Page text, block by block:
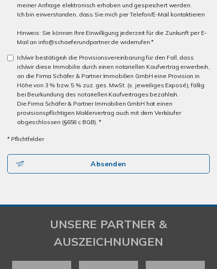
meiner Anfrage elektronisch erhoben und gespeichert werden.
Ich bin einverstanden, dass Sie mich per Telefon/E-Mail kontaktieren
Hinweis: Sie können Ihre Einwilligung jederzeit für die Zunkunft per E-
Mail an info@schaeferundpartner.de widerrufen *
Ich/wir bestätige/n die Provisionsvereinbarung für den Fall, dass
ich/wir diese Immobilie durch einen notariellen Kaufvertrag erwerbe/n,
an die Firma Schäfer & Partner Immobilien GmbH eine Provision in
Höhe von 3 % bzw. 5 % zuz. ges. MwSt. (s. jeweiliges Exposé), fällig
bei Beurkundung des notariellen Kaufvertrages bezahle/n.
Die Firma Schäfer & Partner Immobilien GmbH hat einen
provisionspflichtigen Maklervertrag auch mit dem Verkäufer
abgeschlossen (§656 c BGB). *
* Pflichtfelder
Absenden
UNSERE PARTNER &
AUSZEICHNUNGEN